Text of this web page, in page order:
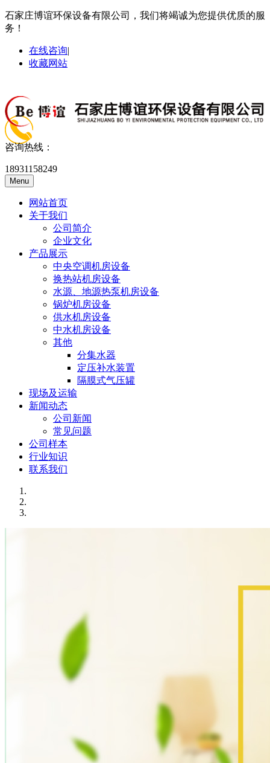
石家庄博谊环保设备有限公司，我们将竭诚为您提供优质的服
务！
在线咨询|
收藏网站
咨询热线：
18931158249
Menu
网站首页
关于我们
公司简介
企业文化
产品展示
中央空调机房设备
换热站机房设备
水源、地源热泵机房设备
锅炉机房设备
供水机房设备
中水机房设备
其他
分集水器
定压补水装置
隔膜式气压罐
现场及运输
新闻动态
公司新闻
常见问题
公司样本
行业知识
联系我们